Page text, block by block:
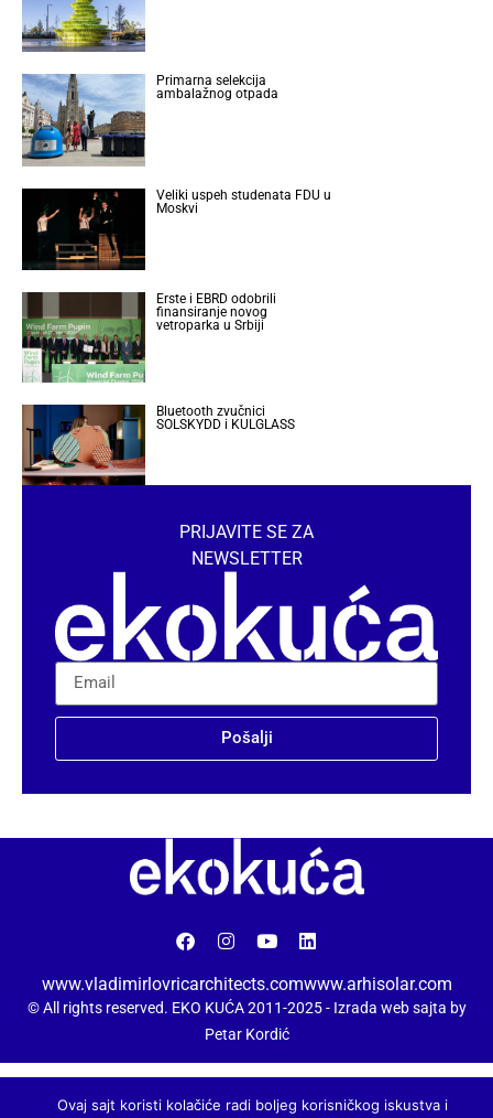
Primarna selekcija
ambalažnog otpada
Veliki uspeh studenata FDU u
Moskvi
Erste i EBRD odobrili
finansiranje novog
vetroparka u Srbiji
Bluetooth zvučnici
SOLSKYDD i KULGLASS
PRIJAVITE SE ZA
NEWSLETTER
Pošalji
www.vladimirlovricarchitects.comwww.arhisolar.com
© All rights reserved. EKO KUĆA 2011-2025 - Izrada web sajta by
Petar Kordić
Ovaj sajt koristi kolačiće radi boljeg korisničkog iskustva i